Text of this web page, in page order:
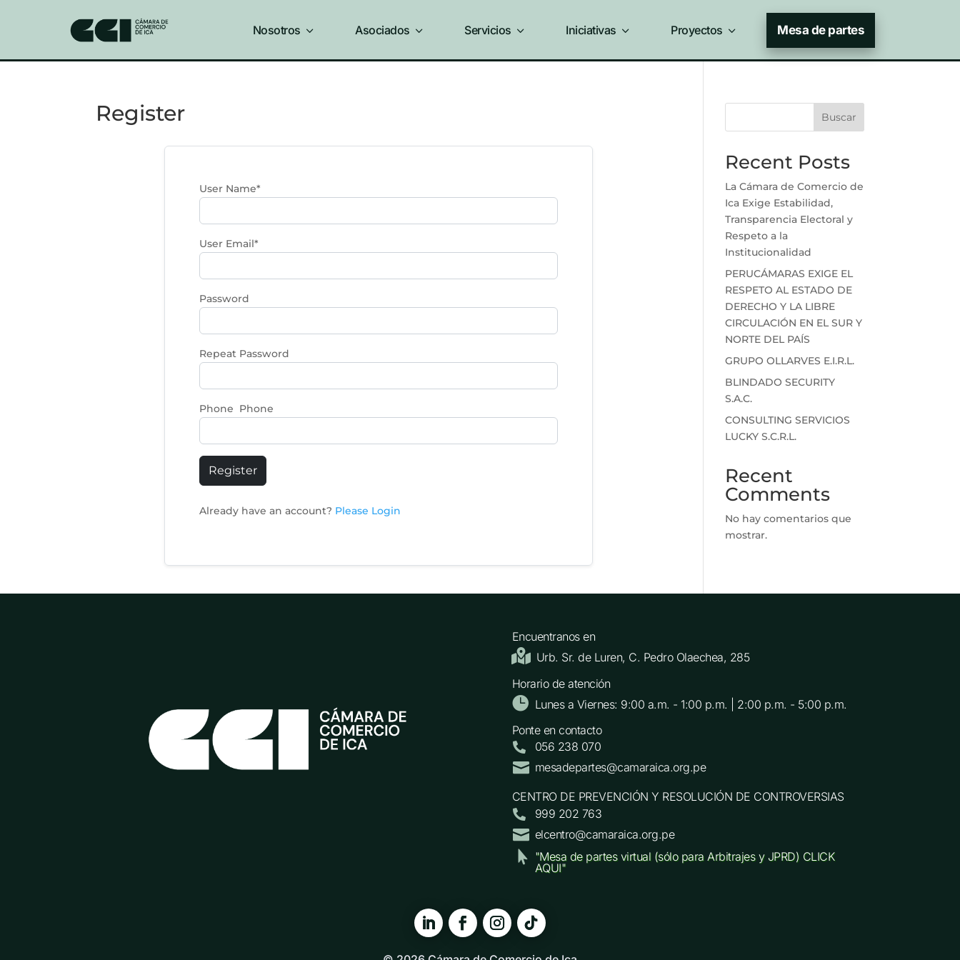
3
Nosotros 3
Asociados 3
Servicios 3
Iniciativas 3
Proyectos Mesa de partes
Register
User Name*
User Email*
Password
Repeat Password
Phone Phone
Register
Already have an account? Please Login
Buscar
Recent Posts
La Cámara de Comercio de
Ica Exige Estabilidad,
Transparencia Electoral y
Respeto a la
Institucionalidad
PERUCÁMARAS EXIGE EL
RESPETO AL ESTADO DE
DERECHO Y LA LIBRE
CIRCULACIÓN EN EL SUR Y
NORTE DEL PAÍS
GRUPO OLLARVES E.I.R.L.
BLINDADO SECURITY
S.A.C.
CONSULTING SERVICIOS
LUCKY S.C.R.L.
Recent
Comments
No hay comentarios que
mostrar.
Encuentranos en
 Urb. Sr. de Luren, C. Pedro Olaechea, 285
Horario de atención
 Lunes a Viernes: 9:00 a.m. - 1:00 p.m. | 2:00 p.m. - 5:00 p.m.
Ponte en contacto
 056 238 070
 mesadepartes@camaraica.org.pe
CENTRO DE PREVENCIÓN Y RESOLUCIÓN DE CONTROVERSIAS
 999 202 763
 elcentro@camaraica.org.pe
 "Mesa de partes virtual (sólo para Arbitrajes y JPRD) CLICK
AQUI"